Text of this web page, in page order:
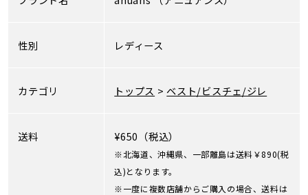
性別 レディース
カテゴリ トップス > ベスト/ビスチェ/ジレ
送料 ¥650（税込）
※北海道、沖縄県、一部離島は送料￥890(税
込)となります。
※一度に複数店舗からご購入の場合、送料は